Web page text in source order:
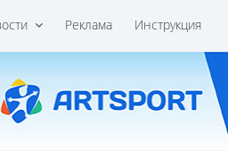
Реклама Инструкция